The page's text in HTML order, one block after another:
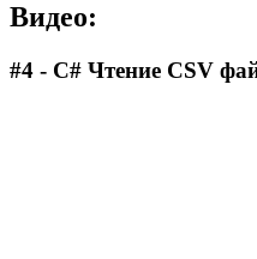
Видео:
#4 - C# Чтение CSV